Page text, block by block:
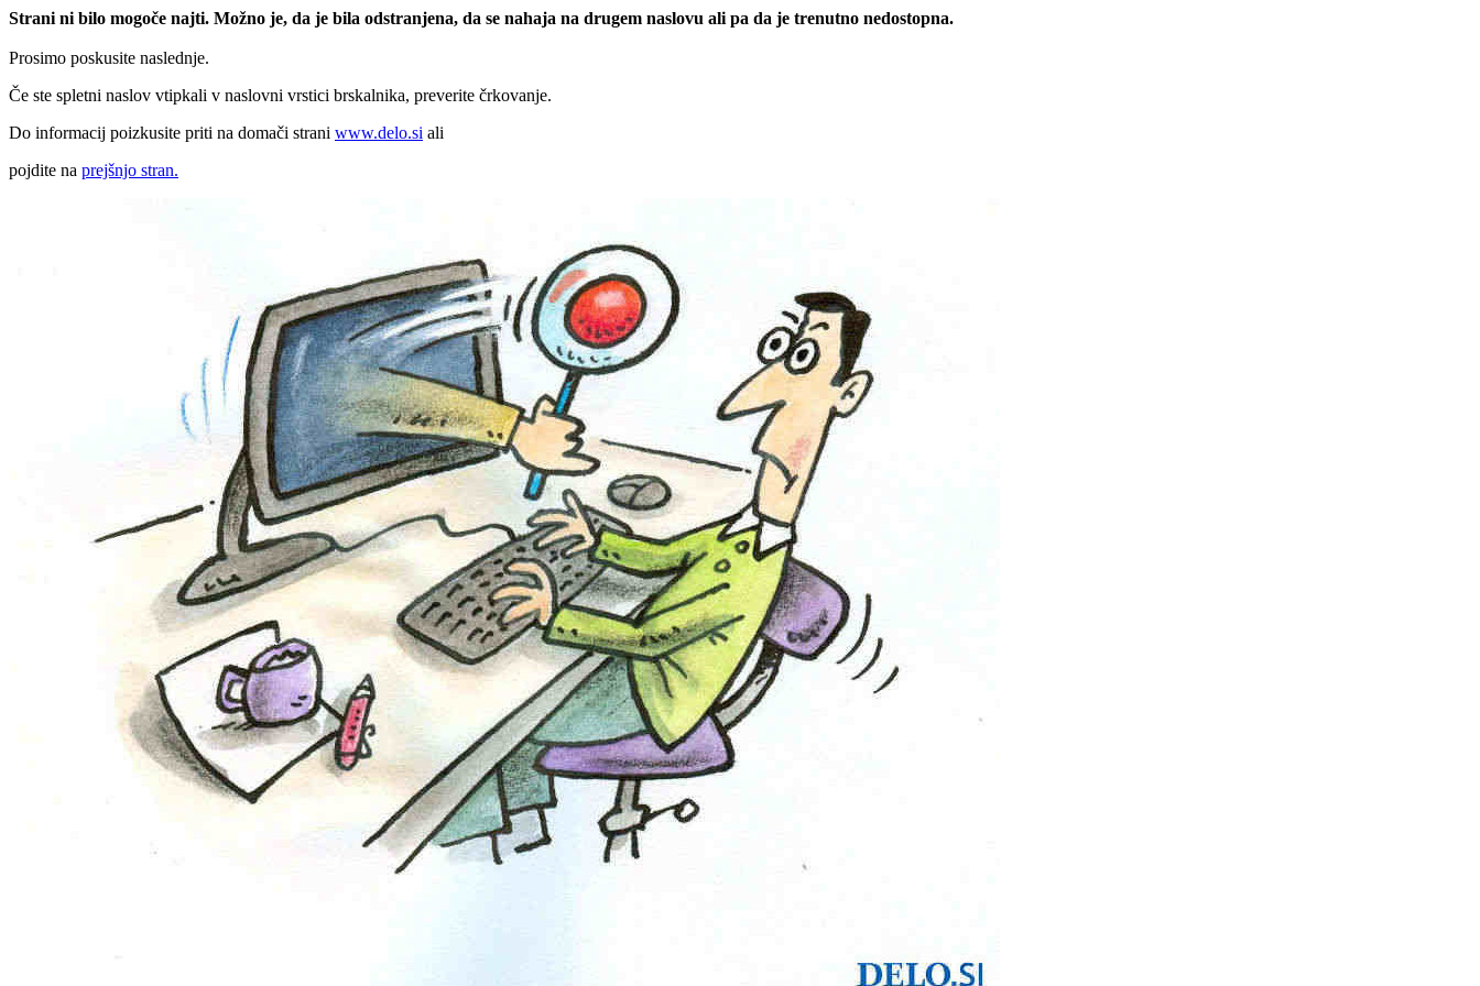
Strani ni bilo mogoče najti. Možno je, da je bila odstranjena, da se nahaja na drugem naslovu ali pa da je trenutno nedostopna.
Prosimo poskusite naslednje.
Če ste spletni naslov vtipkali v naslovni vrstici brskalnika, preverite črkovanje.
Do informacij poizkusite priti na domači strani www.delo.si ali
pojdite na prejšnjo stran.